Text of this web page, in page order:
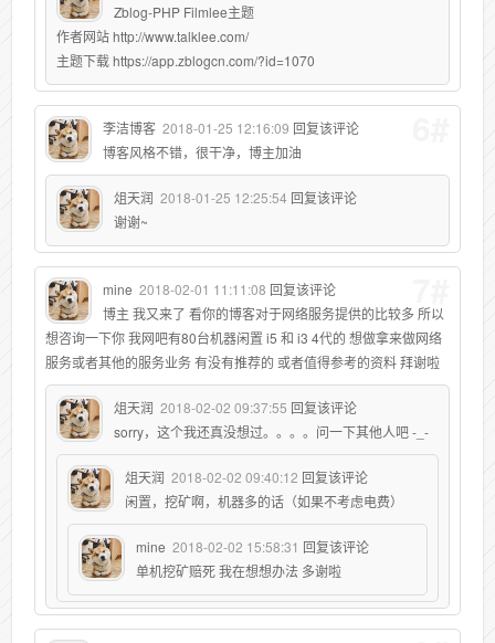
Zblog-PHP Filmlee主题
作者网站 http://www.talklee.com/
主题下载 https://app.zblogcn.com/?id=1070
李洁博客 2018-01-25 12:16:09 回复该评论
博客风格不错，很干净，博主加油
俎天润 2018-01-25 12:25:54 回复该评论
谢谢~
mine 2018-02-01 11:11:08 回复该评论
博主 我又来了 看你的博客对于网络服务提供的比较多 所以
想咨询一下你 我网吧有80台机器闲置 i5 和 i3 4代的 想做拿来做网络
服务或者其他的服务业务 有没有推荐的 或者值得参考的资料 拜谢啦
俎天润 2018-02-02 09:37:55 回复该评论
sorry，这个我还真没想过。。。。问一下其他人吧 -_-
俎天润 2018-02-02 09:40:12 回复该评论
闲置，挖矿啊，机器多的话（如果不考虑电费）
mine 2018-02-02 15:58:31 回复该评论
单机挖矿赔死 我在想想办法 多谢啦